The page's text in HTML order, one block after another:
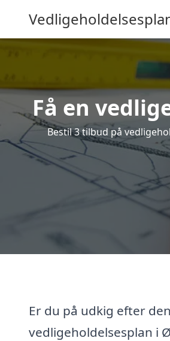
Få en
Bestil 3 tilbud på
Er du på udkig efter
vedligeholdelsesplan i